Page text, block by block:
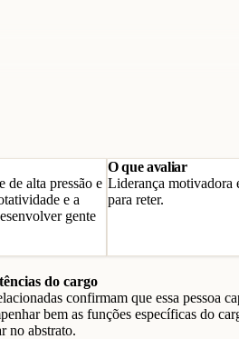
de alta pressão e
e a
gente
O que avaliar
Liderança motivadora
para reter.
do cargo
confirmam que essa pessoa
bem as funções específicas do
no abstrato.